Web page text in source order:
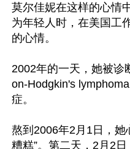
莫尔佳妮在这样的心情
为年轻人时，在美国工
的心情。
2002年的一天，她被诊
on-Hodgkin's
症。
熬到2006年2月1日，她
糟糕”。第二天，2月2